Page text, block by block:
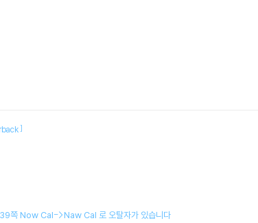
]
Now Cal->Naw Cal 로 오탈자가 있습니다